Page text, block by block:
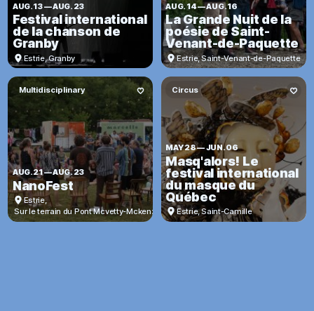
AUG. 13—AUG. 23
Festival international
de la chanson de
Granby
Estrie,Granby
AUG. 14—AUG. 16
La Grande Nuit de la
poésie de Saint-
Venant-de-Paquette
Estrie,Saint-Venant-de-Paquette
Multidisciplinary
AUG. 21—AUG. 23
NanoFest
Estrie,
Sur le terrain du Pont Mcvetty-Mckenzie à Gould
Circus
MAY 28—JUN. 06
Masq'alors! Le
festival international
du masque du
Québec
Estrie,Saint-Camille